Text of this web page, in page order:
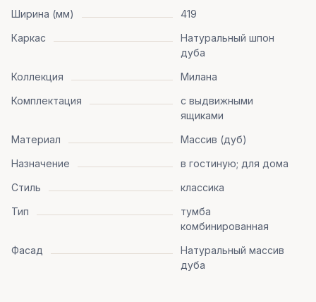
Ширина (мм)
419
Каркас
Натуральный шпон
дуба
Коллекция
Милана
Комплектация
с выдвижными
ящиками
Материал
Массив (дуб)
Назначение
в гостиную; для дома
Стиль
классика
Тип
тумба
комбинированная
Фасад
Натуральный массив
дуба